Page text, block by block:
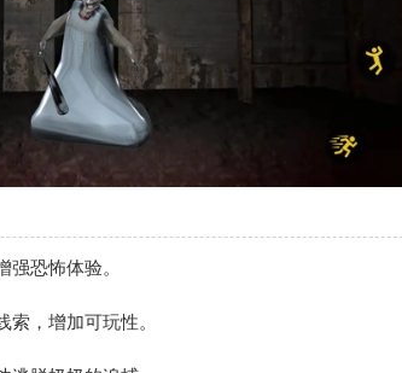
恐怖体验。
，增加可玩性。